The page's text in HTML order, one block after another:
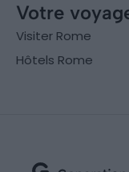
Votre
Visiter Rome
Hôtels Rome